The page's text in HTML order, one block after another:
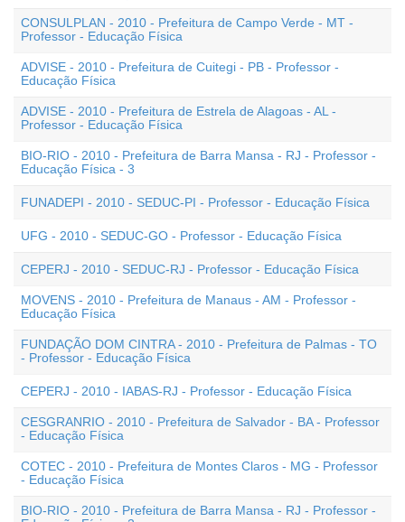
CONSULPLAN - 2010 - Prefeitura de Campo Verde - MT -
Professor - Educação Física
ADVISE - 2010 - Prefeitura de Cuitegi - PB - Professor -
Educação Física
ADVISE - 2010 - Prefeitura de Estrela de Alagoas - AL -
Professor - Educação Física
BIO-RIO - 2010 - Prefeitura de Barra Mansa - RJ - Professor -
Educação Física - 3
FUNADEPI - 2010 - SEDUC-PI - Professor - Educação Física
UFG - 2010 - SEDUC-GO - Professor - Educação Física
CEPERJ - 2010 - SEDUC-RJ - Professor - Educação Física
MOVENS - 2010 - Prefeitura de Manaus - AM - Professor -
Educação Física
FUNDAÇÃO DOM CINTRA - 2010 - Prefeitura de Palmas - TO
- Professor - Educação Física
CEPERJ - 2010 - IABAS-RJ - Professor - Educação Física
CESGRANRIO - 2010 - Prefeitura de Salvador - BA - Professor
- Educação Física
COTEC - 2010 - Prefeitura de Montes Claros - MG - Professor
- Educação Física
BIO-RIO - 2010 - Prefeitura de Barra Mansa - RJ - Professor -